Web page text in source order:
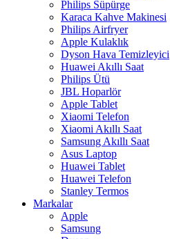
Philips Süpürge
Karaca Kahve Makinesi
Philips Airfryer
Apple Kulaklık
Dyson Hava Temizleyici
Huawei Akıllı Saat
Philips Ütü
JBL Hoparlör
Apple Tablet
Xiaomi Telefon
Xiaomi Akıllı Saat
Samsung Akıllı Saat
Asus Laptop
Huawei Tablet
Huawei Telefon
Stanley Termos
Markalar
Apple
Samsung